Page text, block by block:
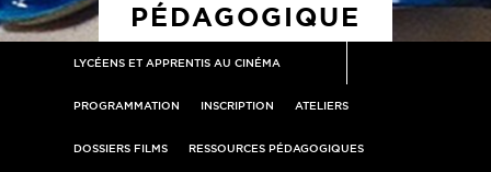
PÉDAGOGIQUE
LYCÉENS ET APPRENTIS AU CINÉMA
PROGRAMMATION INSCRIPTION ATELIERS
DOSSIERS FILMS RESSOURCES PÉDAGOGIQUES